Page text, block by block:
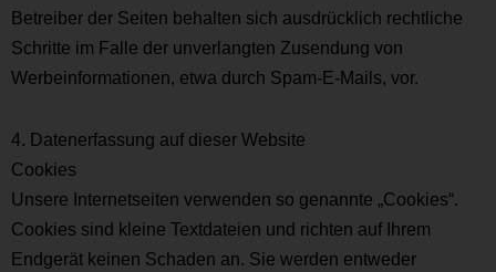
Betreiber der Seiten behalten sich ausdrücklich rechtliche
Schritte im Falle der unverlangten Zusendung von
Werbeinformationen, etwa durch Spam-E-Mails, vor.
4. Datenerfassung auf dieser Website
Cookies
Unsere Internetseiten verwenden so genannte „Cookies“.
Cookies sind kleine Textdateien und richten auf Ihrem
Endgerät keinen Schaden an. Sie werden entweder